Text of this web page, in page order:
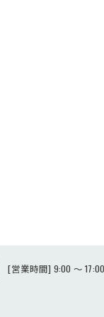
[営業時間] 9:00 ～